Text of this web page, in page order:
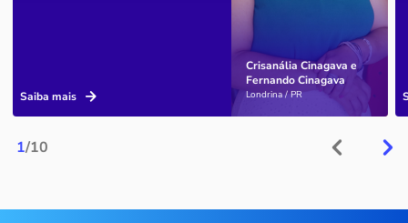
1/10
Crisanália Cinagava e
Fernando Cinagava
Londrina / PR
Saiba mais